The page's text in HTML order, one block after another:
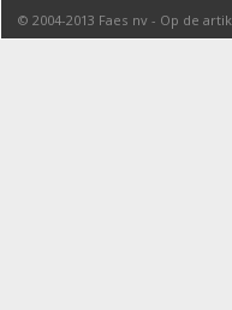
© 2004-2013 Faes nv - Op de